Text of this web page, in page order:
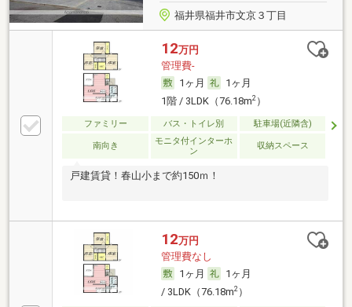
福井県福井市文京３丁目
12万円
管理費-
1ヶ月
1ヶ月
1階 / 3LDK（76.18m2）
ファミリー バス・トイレ別 駐車場(近隣含)
南向き
モニタ付インターホ
ン
収納スペース
戸建賃貸！春山小まで約150ｍ！
12万円
管理費なし
1ヶ月
1ヶ月
/ 3LDK（76.18m2）